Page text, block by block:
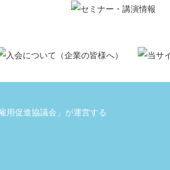
用促進協議会」が運営する